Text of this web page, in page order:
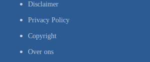
Disclaimer
Privacy Policy
Copyright
Over ons